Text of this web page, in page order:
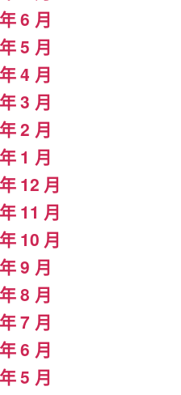
6 月
5 月
4 月
3 月
2 月
1 月
12 月
11 月
10 月
9 月
8 月
7 月
6 月
5 月